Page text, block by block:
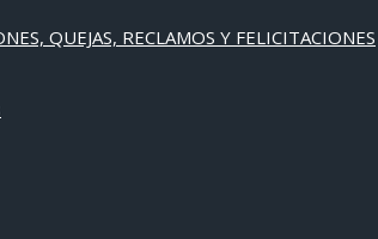
QUEJAS, RECLAMOS Y FELICITACIONES